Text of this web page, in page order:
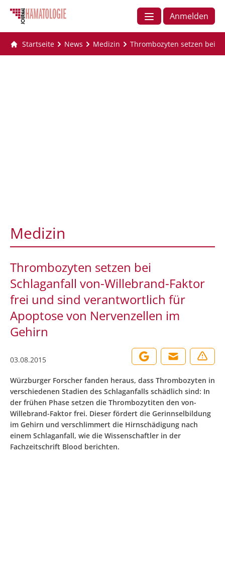
Anmelden
Startseite News Medizin Thrombozyten setzen bei
Medizin
Thrombozyten setzen bei
Schlaganfall von-Willebrand-Faktor
frei und sind verantwortlich für
Apoptose von Nervenzellen im
Gehirn
03.08.2015
Würzburger Forscher fanden heraus, dass Thrombozyten in
verschiedenen Stadien des Schlaganfalls schädlich sind: In
der frühen Phase setzen die Thrombozytiten den von-
Willebrand-Faktor frei. Dieser fördert die Gerinnselbildung
im Gehirn und verschlimmert die Hirnschädigung nach
einem Schlaganfall, wie die Wissenschaftler in der
Fachzeitschrift Blood berichten.